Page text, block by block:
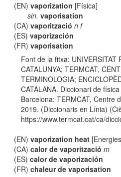
(EN)vaporization [Física]
sin. vaporisation
(CA)vaporització n f
(ES)vaporización
(FR)vaporisation
Font de la fitxa: UNIVERSITAT
CATALUNYA; TERMCAT,
TERMINOLOGIA;
CATALANA. Diccionari de
Barcelona: TERMCAT, Centre
2019. (Diccionaris en Línia)
https://www.termcat.cat/ca/
(EN)vaporization heat
(CA)calor de vaporització m
(ES)calor de vaporización
(FR)chaleur de vaporisation